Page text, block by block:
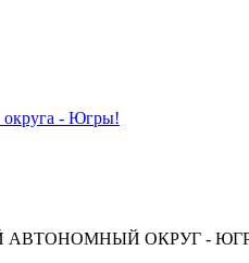
округа - Югры!
ОКРУГ -